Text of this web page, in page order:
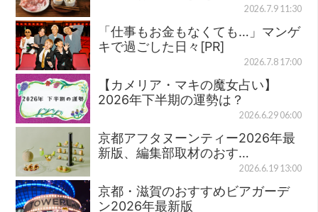
2026.7.9 11:30
「仕事もお金もなくても…」マンゲ
キで過ごした日々[PR]
2026.7.8 17:00
【カメリア・マキの魔女占い】
2026年下半期の運勢は？
2026.6.29 06:00
京都アフタヌーンティー2026年最
新版、編集部取材のおす…
2026.6.19 13:00
京都・滋賀のおすすめビアガーデ
ン2026年最新版